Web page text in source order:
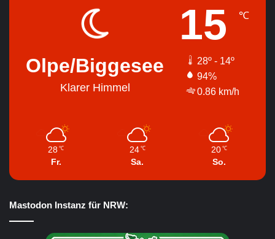
Olpe/Biggesee
Klarer Himmel
15 ℃
28º - 14º
94%
0.86 km/h
28 ℃
Fr.
24 ℃
Sa.
20 ℃
So.
Mastodon Instanz für NRW: